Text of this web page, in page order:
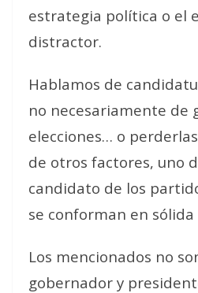
estrategia política o el
distractor.
Hablamos de
no necesariamente de
elecciones… o
de otros factores, uno
candidato de los
se conforman en sólida
Los mencionados no
gobernador y